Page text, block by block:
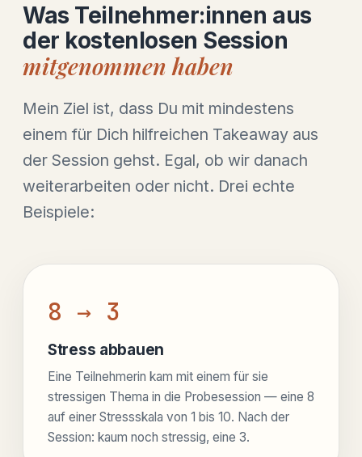
Was Teilnehmer:innen aus
der kostenlosen Session
mitgenommen haben
Mein Ziel ist, dass Du mit mindestens
einem für Dich hilfreichen Takeaway aus
der Session gehst. Egal, ob wir danach
weiterarbeiten oder nicht. Drei echte
Beispiele:
8 → 3
Stress abbauen
Eine Teilnehmerin kam mit einem für sie
stressigen Thema in die Probesession — eine 8
auf einer Stressskala von 1 bis 10. Nach der
Session: kaum noch stressig, eine 3.